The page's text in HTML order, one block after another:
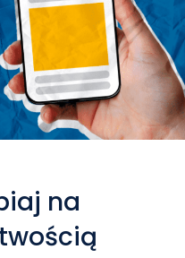
na